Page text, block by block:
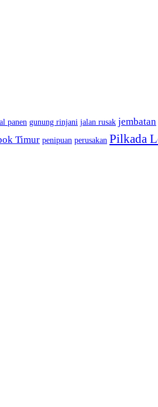
panen gunung rinjani jalan rusak jembatan
Timur penipuan perusakan Pilkada